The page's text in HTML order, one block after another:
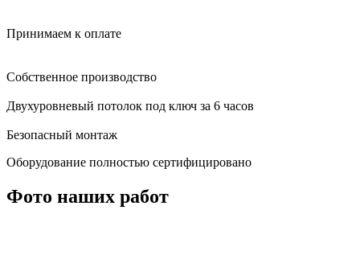
Принимаем к оплате
Собственное производство
Двухуровневый потолок под ключ за 6 часов
Безопасный монтаж
Оборудование полностью сертифицировано
Фото наших работ